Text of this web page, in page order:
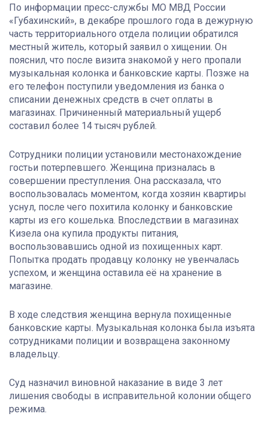
По информации пресс-службы МО МВД России
«Губахинский», в декабре прошлого года в дежурную
часть территориального отдела полиции обратился
местный житель, который заявил о хищении. Он
пояснил, что после визита знакомой у него пропали
музыкальная колонка и банковские карты. Позже на
его телефон поступили уведомления из банка о
списании денежных средств в счет оплаты в
магазинах. Причиненный материальный ущерб
составил более 14 тысяч рублей.
Сотрудники полиции установили местонахождение
гостьи потерпевшего. Женщина призналась в
совершении преступления. Она рассказала, что
воспользовалась моментом, когда хозяин квартиры
уснул, после чего похитила колонку и банковские
карты из его кошелька. Впоследствии в магазинах
Кизела она купила продукты питания,
воспользовавшись одной из похищенных карт.
Попытка продать продавцу колонку не увенчалась
успехом, и женщина оставила её на хранение в
магазине.
В ходе следствия женщина вернула похищенные
банковские карты. Музыкальная колонка была изъята
сотрудниками полиции и возвращена законному
владельцу.
Суд назначил виновной наказание в виде 3 лет
лишения свободы в исправительной колонии общего
режима.